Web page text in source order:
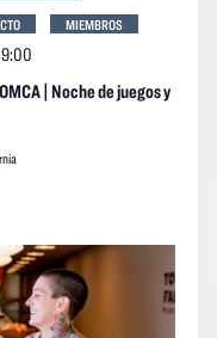
| Noche de juegos y
MIEMBROS